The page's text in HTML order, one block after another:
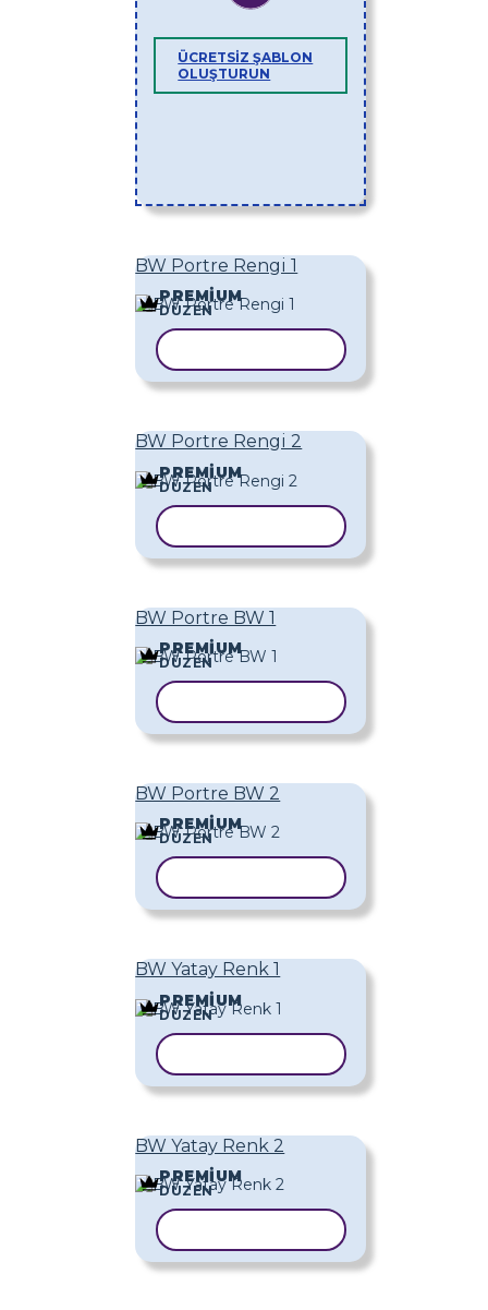
ÜCRETSIZ ŞABLON
OLUŞTURUN
BW Portre Rengi 1
PREMIUM
DÜZEN
BW Portre Rengi 2
PREMIUM
DÜZEN
BW Portre BW 1
PREMIUM
DÜZEN
BW Portre BW 2
PREMIUM
DÜZEN
BW Yatay Renk 1
PREMIUM
DÜZEN
BW Yatay Renk 2
PREMIUM
DÜZEN